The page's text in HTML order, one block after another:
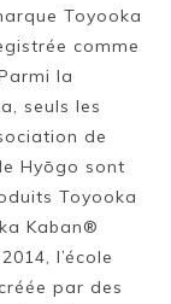
Toyooka
comme
la
seuls les
de
Hyōgo sont
Toyooka
Kaban®
l’école
par des